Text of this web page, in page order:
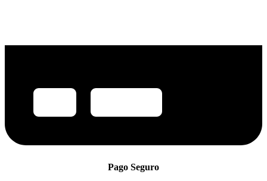
Pago Seguro